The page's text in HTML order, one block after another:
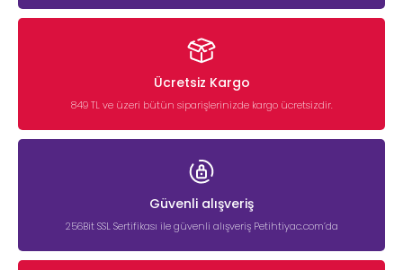
Ücretsiz Kargo
849 TL ve üzeri bütün siparişlerinizde kargo ücretsizdir.
Güvenli alışveriş
256Bit SSL Sertifikası ile güvenli alışveriş Petihtiyac.com’da